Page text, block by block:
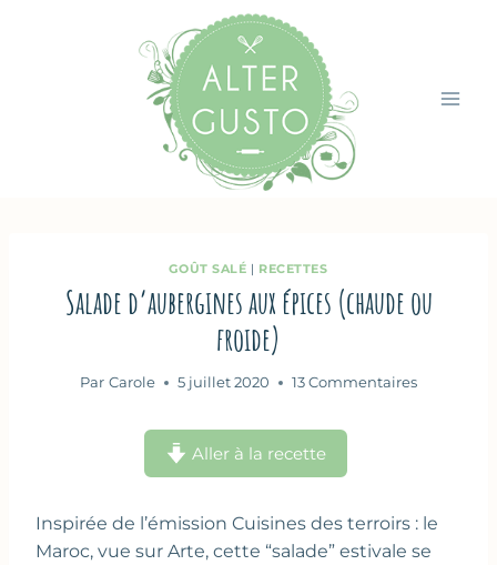
GOÛT SALÉ | RECETTES
Salade d’aubergines aux épices (chaude ou
froide)
Par Carole 5 juillet 2020 13 Commentaires
Aller à la recette
Inspirée de l’émission Cuisines des terroirs : le
Maroc, vue sur Arte, cette “salade” estivale se